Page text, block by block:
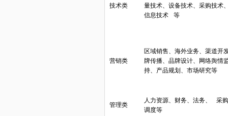
技术类
量技术、设备技术、采购技术
信息技术
等
营销类
区域销售、海外业务、渠道开
牌传播、品牌设计、网络舆情
持、产品规划、市场研究等
管理类
人力资源、财务、法务、
采
调度等